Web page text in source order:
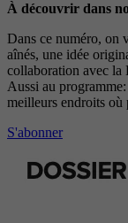
À découvrir dans
Dans ce numéro, on
aînés, une idée
collaboration avec la
Aussi au
meilleurs endroits où
S'abonner